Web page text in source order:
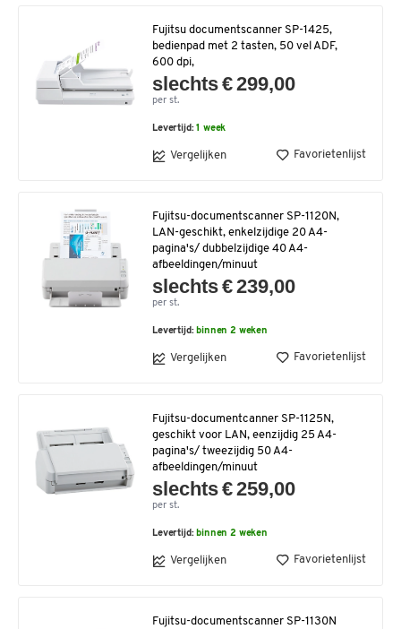
Fujitsu documentscanner SP-1425,
bedienpad met 2 tasten, 50 vel ADF,
600 dpi,
slechts € 299,00
per st.
Levertijd:1 week
Vergelijken Favorietenlijst
Fujitsu-documentscanner SP-1120N,
LAN-geschikt, enkelzijdige 20 A4-
pagina's/ dubbelzijdige 40 A4-
afbeeldingen/minuut
slechts € 239,00
per st.
Levertijd: binnen 2 weken
Vergelijken Favorietenlijst
Fujitsu-documentcanner SP-1125N,
geschikt voor LAN, eenzijdig 25 A4-
pagina's/ tweezijdig 50 A4-
afbeeldingen/minuut
slechts € 259,00
per st.
Levertijd: binnen 2 weken
Vergelijken Favorietenlijst
Fujitsu-documentscanner SP-1130N